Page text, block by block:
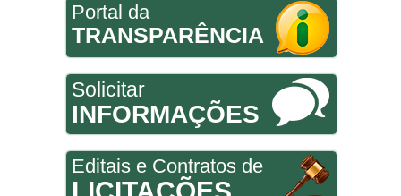
Portal da
TRANSPARÊNCIA
Solicitar
INFORMAÇÕES
Editais e Contratos de